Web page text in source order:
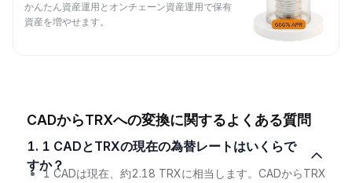
かんたん資産運用とオンチェーン資産運用で保有
資産を増やせます。
CADからTRXへの変換に関するよくある質問
1. 1 CADとTRXの現在の為替レートはいくらで
すか？
1 CADは現在、約2.18 TRXに相当します。CADからTRX